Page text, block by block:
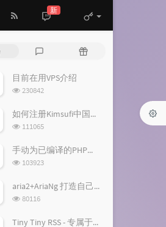
新
l
a
t
t
c
m
m
n
R
m
t
l
目前在用VPS介绍
浏
次
数:
230842
如何注册Kimsufi中国账户并免税购买特价独服
浏
次
数:
111065
手动为已编译的PHP加入fileinfo扩展模块
浏
次
103923
aria2+AriaNg 打造自己的离线下载/云播平台
浏
次
80116
Tiny Tiny RSS - 专属于你的RSS服务